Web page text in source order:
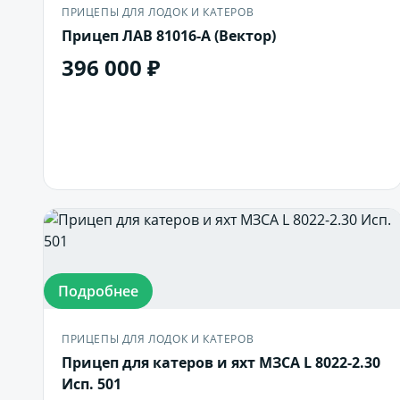
ПРИЦЕПЫ ДЛЯ ЛОДОК И КАТЕРОВ
Прицеп ЛАВ 81016-А (Вектор)
396 000 ₽
Подробнее
ПРИЦЕПЫ ДЛЯ ЛОДОК И КАТЕРОВ
Прицеп для катеров и яхт МЗСА L 8022-2.30
Исп. 501